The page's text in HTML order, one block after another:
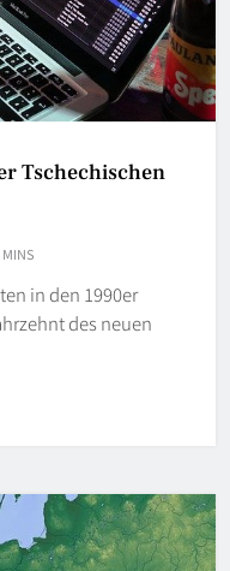
Tschechischen
MINS
in den 1990er
des neuen